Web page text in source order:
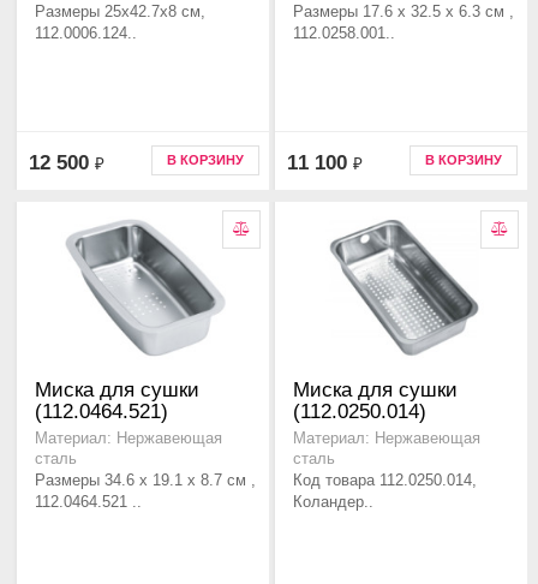
Размеры 25x42.7x8 см,
112.0006.124..
12 500 ₽ В КОРЗИНУ
Размеры 17.6 x 32.5 x 6.3 см ,
112.0258.001..
11 100 ₽ В КОРЗИНУ
Миска для сушки
(112.0464.521)
Материал: Нержавеющая
сталь
Размеры 34.6 х 19.1 х 8.7 см ,
112.0464.521 ..
Миска для сушки
(112.0250.014)
Материал: Нержавеющая
сталь
Код товара 112.0250.014,
Коландер..